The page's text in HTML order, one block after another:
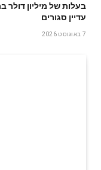
בעלות של מיליון דולר
עדיין סגורים
7 באוגוסט 2026